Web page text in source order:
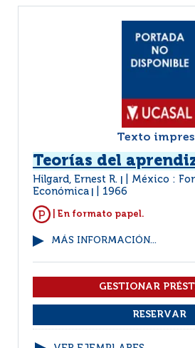
Texto
Teorías del
Hilgard, Ernest R.
México :
Económica
1966
| En formato papel.
MÁS INFORMACIÓN...